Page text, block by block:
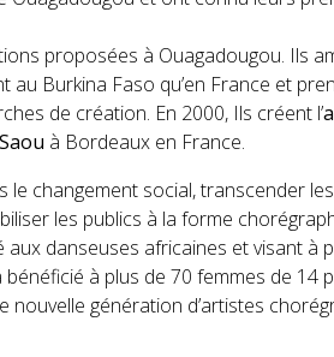
proposées à Ouagadougou. Ils
Burkina Faso qu’en France et
de création. En 2000, Ils créent l’
à Bordeaux en France.
changement social, transcender
les publics à la forme
danseuses africaines et visant à
à plus de 70 femmes de 14
nouvelle génération d’artistes